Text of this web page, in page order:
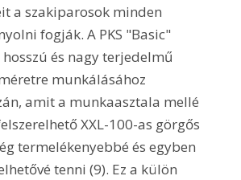
a szakiparosok minden
fogják. A PKS "Basic"
és nagy terjedelmű
munkálásához
amit a munkaasztala mellé
XXL-100-as görgős
termelékenyebbé és egyben
tenni (9). Ez a külön